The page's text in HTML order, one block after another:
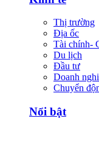
Thị trường
Địa ốc
Tài chính-
Du lịch
Đầu tư
Doanh
Chuyển
Nổi bật